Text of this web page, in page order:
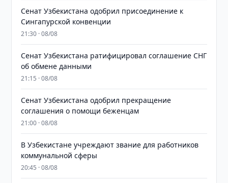
Сенат Узбекистана одобрил присоединение к
Сингапурской конвенции
21:30 · 08/08
Сенат Узбекистана ратифицировал соглашение СНГ
об обмене данными
21:15 · 08/08
Сенат Узбекистана одобрил прекращение
соглашения о помощи беженцам
21:00 · 08/08
В Узбекистане учреждают звание для работников
коммунальной сферы
20:45 · 08/08